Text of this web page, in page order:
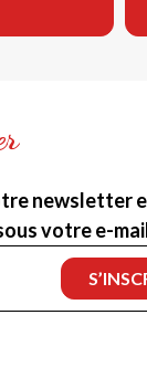
newsletter
votre e-